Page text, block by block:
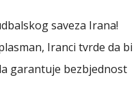
saveza Irana!
Iranci tvrde da bi
garantuje bezbjednost